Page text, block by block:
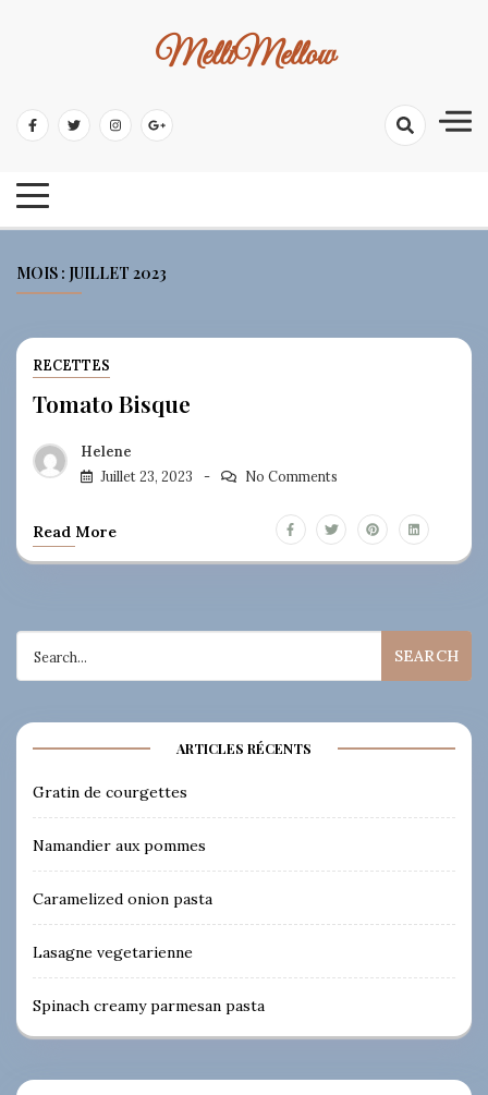
MelliMellow
MOIS : JUILLET 2023
RECETTES
Tomato Bisque
Helene
Juillet 23, 2023
No Comments
Read More
for:
ARTICLES RÉCENTS
Gratin de courgettes
Namandier aux pommes
Caramelized onion pasta
Lasagne vegetarienne
Spinach creamy parmesan pasta